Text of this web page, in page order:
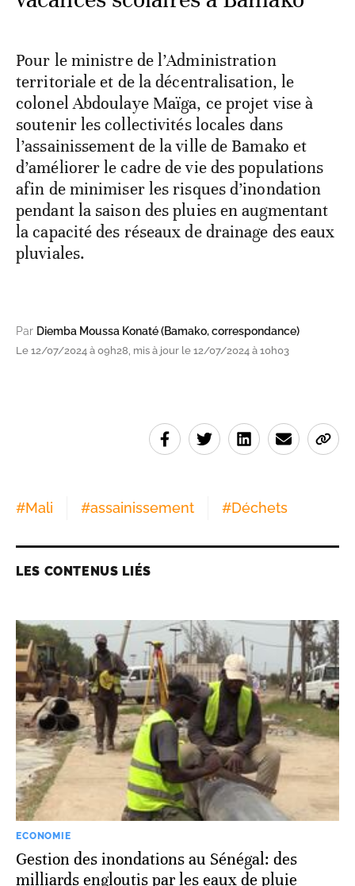
Pour le ministre de l’Administration
territoriale et de la décentralisation, le
colonel Abdoulaye Maïga, ce projet vise à
soutenir les collectivités locales dans
l’assainissement de la ville de Bamako et
d’améliorer le cadre de vie des populations
afin de minimiser les risques d’inondation
pendant la saison des pluies en augmentant
la capacité des réseaux de drainage des eaux
pluviales.
Par Diemba Moussa Konaté (Bamako, correspondance)
Le 12/07/2024 à 09h28, mis à jour le 12/07/2024 à 10h03
#Mali #assainissement #Déchets
LES CONTENUS LIÉS
ECONOMIE
Gestion des inondations au Sénégal: des
milliards engloutis par les eaux de pluie